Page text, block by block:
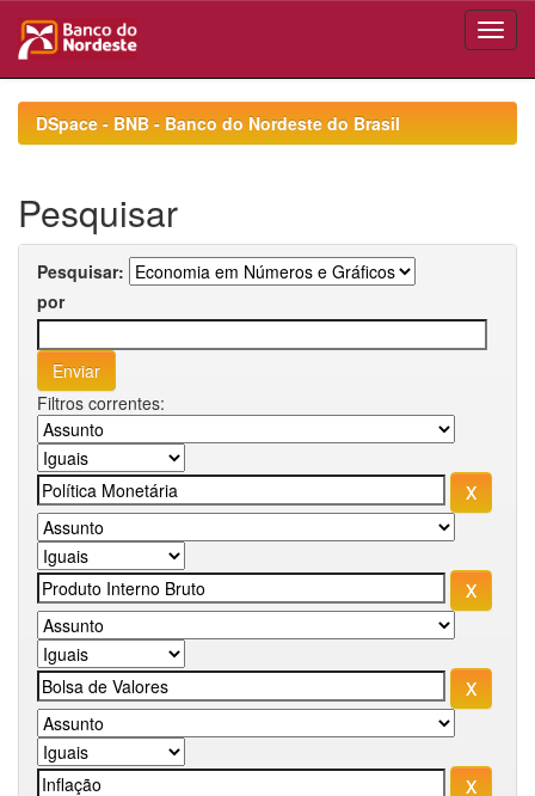
navigationDSpace - BNB - Banco do Nordeste do Brasil
Pesquisar
Pesquisar:
por
Filtros correntes: